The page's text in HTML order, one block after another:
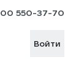
550-37-70
Войти